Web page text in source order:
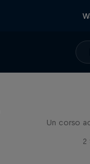
Un corso
2